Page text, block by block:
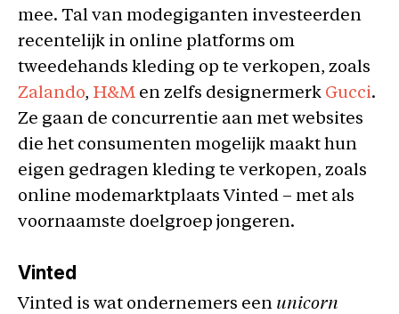
mee. Tal van modegiganten investeerden
recentelijk in online platforms om
tweedehands kleding op te verkopen, zoals
Zalando, H&M en zelfs designermerk Gucci.
Ze gaan de concurrentie aan met websites
die het consumenten mogelijk maakt hun
eigen gedragen kleding te verkopen, zoals
online modemarktplaats Vinted – met als
voornaamste doelgroep jongeren.
Vinted
Vinted is wat ondernemers een unicorn